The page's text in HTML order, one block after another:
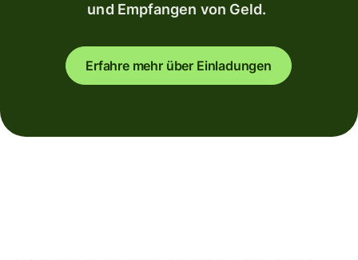
und Empfangen von Geld.
Erfahre mehr über Einladungen